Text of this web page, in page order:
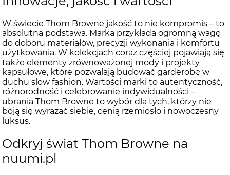
W świecie Thom Browne jakość to nie kompromis – to
absolutna podstawa. Marka przykłada ogromną wagę
do doboru materiałów, precyzji wykonania i komfortu
użytkowania. W kolekcjach coraz częściej pojawiają się
także elementy zrównoważonej mody i projekty
kapsułowe, które pozwalają budować garderobę w
duchu slow fashion. Wartości marki to autentyczność,
różnorodność i celebrowanie indywidualności –
ubrania Thom Browne to wybór dla tych, którzy nie
boją się wyrażać siebie, cenią rzemiosło i nowoczesny
luksus.
Odkryj świat Thom Browne na
nuumi.pl